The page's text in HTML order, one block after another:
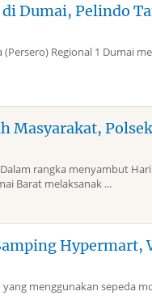
Dumai, Pelindo
(Persero) Regional 1 Dumai
Masyarakat,
rangka menyambut
Barat melaksanak ...
Hypermart,
menggunakan sepeda